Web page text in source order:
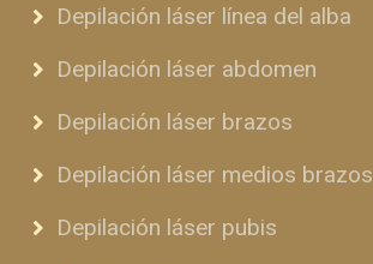
Depilación láser línea del alba
Depilación láser abdomen
Depilación láser brazos
Depilación láser medios brazos
Depilación láser pubis